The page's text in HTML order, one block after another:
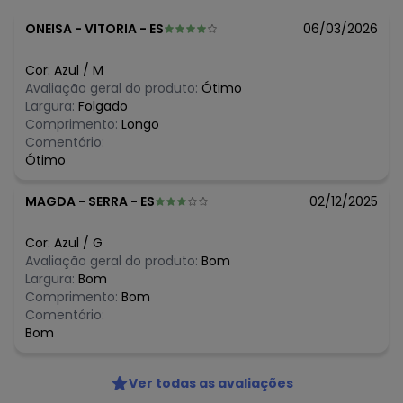
fevereiro/2026 R$ 42,99
ONEISA - VITORIA - ES 06/03/2026
Cor: Azul / M
Avaliação geral do produto: Ótimo
Largura: Folgado
Comprimento: Longo
Comentário:
Ótimo
MAGDA - SERRA - ES 02/12/2025
Cor: Azul / G
Avaliação geral do produto: Bom
Largura: Bom
Comprimento: Bom
Comentário:
Bom
Ver todas as avaliações